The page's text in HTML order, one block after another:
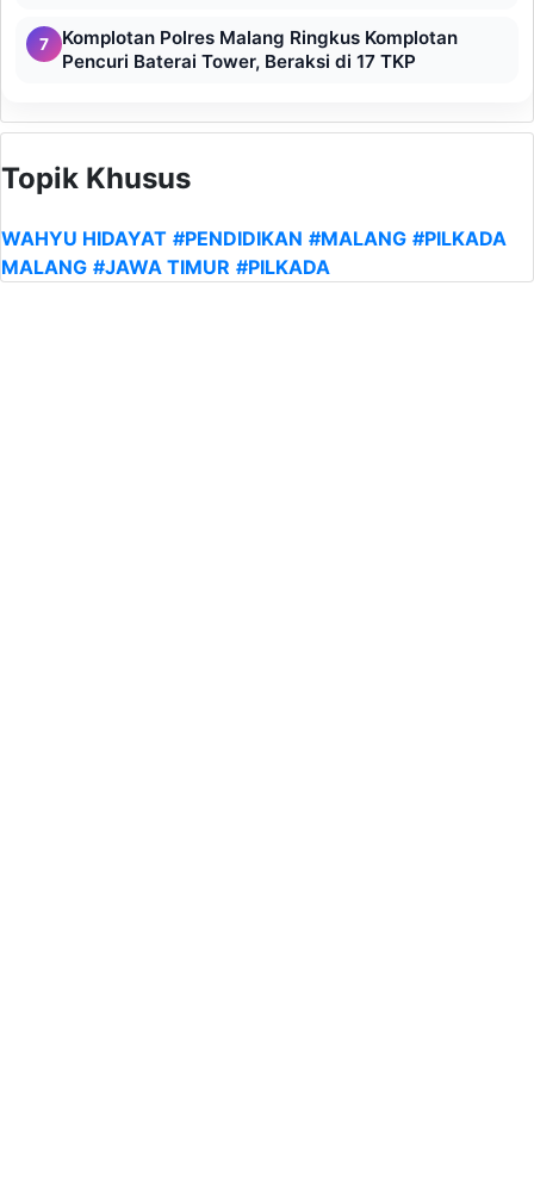
7
Komplotan Polres Malang Ringkus Komplotan
Pencuri Baterai Tower, Beraksi di 17 TKP
Topik Khusus
WAHYU HIDAYAT #PENDIDIKAN #MALANG #PILKADA
MALANG #JAWA TIMUR #PILKADA